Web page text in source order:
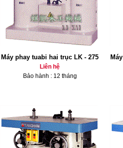
Máy phay tuabi hai trục LK - 275
Liên hệ
Bảo hành : 12 tháng